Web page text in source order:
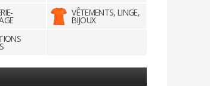
VÊTEMENTS, LINGE,
BIJOUX